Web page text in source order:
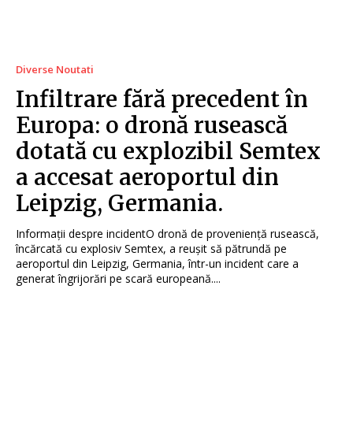
Diverse Noutati
Infiltrare fără precedent în
Europa: o dronă rusească
dotată cu explozibil Semtex
a accesat aeroportul din
Leipzig, Germania.
Informații despre incidentO dronă de proveniență rusească,
încărcată cu explosiv Semtex, a reușit să pătrundă pe
aeroportul din Leipzig, Germania, într-un incident care a
generat îngrijorări pe scară europeană....